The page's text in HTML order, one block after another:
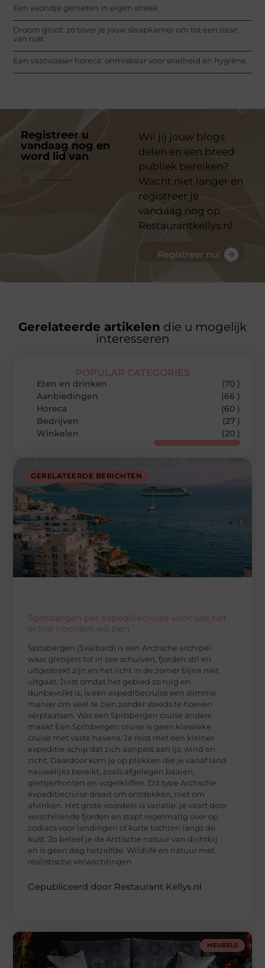
Een avondje genieten in eigen streek
Droom groot: zo tover je jouw slaapkamer om tot een oase
van rust
Een vaatwasser horeca: onmisbaar voor snelheid en hygiëne
Registreer u
vandaag nog en
word lid van
platform
Wil jij jouw blogs
delen en een breed
publiek bereiken?
Wacht niet langer en
registreer je
vandaag nog op
Restaurantkellys.nl
Registreer nu!
Gerelateerde artikelen die u mogelijk
interesseren
GERELATEERDE BERICHTEN
Spitsbergen per expeditiecruise voor wie het
echte noorden wil zien
Spitsbergen (Svalbard) is een Arctische archipel
waar gletsjers tot in zee schuiven, fjorden stil en
uitgestrekt zijn en het licht in de zomer bijna niet
uitgaat. Juist omdat het gebied zo ruig en
dunbevolkt is, is een expeditiecruise een slimme
manier om veel te zien zonder steeds te hoeven
verplaatsen. Wat een Spitsbergen cruise anders
maakt Een Spitsbergen cruise is geen klassieke
cruise met vaste havens. Je reist met een kleiner
expeditie-schip dat zich aanpast aan ijs, wind en
zicht. Daardoor kom je op plekken die je vanaf land
nauwelijks bereikt, zoals afgelegen baaien,
gletsjerfronten en vogelkliffen. Dit type Arctische
expeditiecruise draait om ontdekken, niet om
afvinken. Het grote voordeel is variatie: je vaart door
verschillende fjorden en stapt regelmatig over op
zodiacs voor landingen of korte tochten langs de
kust. Zo beleef je de Arctische natuur van dichtbij
en is geen dag hetzelfde. Wildlife en natuur met
realistische verwachtingen
Gepubliceerd door Restaurant Kellys.nl
POPULAR CATEGORIES
Eten en drinken
(70 )
Aanbiedingen
(66 )
Horeca
(60 )
Bedrijven
(27 )
Winkelen
(20 )
MEUBELS